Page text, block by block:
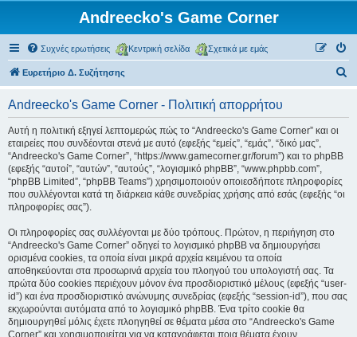
Andreecko's Game Corner
Συχνές ερωτήσεις Κεντρική σελίδα Σχετικά με εμάς
Ευρετήριο Δ. Συζήτησης
Andreecko's Game Corner - Πολιτική απορρήτου
Αυτή η πολιτική εξηγεί λεπτομερώς πώς το “Andreecko's Game Corner” και οι
εταιρείες που συνδέονται στενά με αυτό (εφεξής “εμείς”, “εμάς”, “δικό μας”,
“Andreecko's Game Corner”, “https://www.gamecorner.gr/forum”) και το phpBB
(εφεξής “αυτοί”, “αυτών”, “αυτούς”, “λογισμικό phpBB”, “www.phpbb.com”,
“phpBB Limited”, “phpBB Teams”) χρησιμοποιούν οποιεσδήποτε πληροφορίες
που συλλέγονται κατά τη διάρκεια κάθε συνεδρίας χρήσης από εσάς (εφεξής “οι
πληροφορίες σας”).
Οι πληροφορίες σας συλλέγονται με δύο τρόπους. Πρώτον, η περιήγηση στο
“Andreecko's Game Corner” οδηγεί το λογισμικό phpBB να δημιουργήσει
ορισμένα cookies, τα οποία είναι μικρά αρχεία κειμένου τα οποία
αποθηκεύονται στα προσωρινά αρχεία του πλοηγού του υπολογιστή σας. Τα
πρώτα δύο cookies περιέχουν μόνον ένα προσδιοριστικό μέλους (εφεξής “user-
id”) και ένα προσδιοριστικό ανώνυμης συνεδρίας (εφεξής “session-id”), που σας
εκχωρούνται αυτόματα από το λογισμικό phpBB. Ένα τρίτο cookie θα
δημιουργηθεί μόλις έχετε πλοηγηθεί σε θέματα μέσα στο “Andreecko's Game
Corner” και χρησιμοποιείται για να καταγράφεται ποια θέματα έχουν